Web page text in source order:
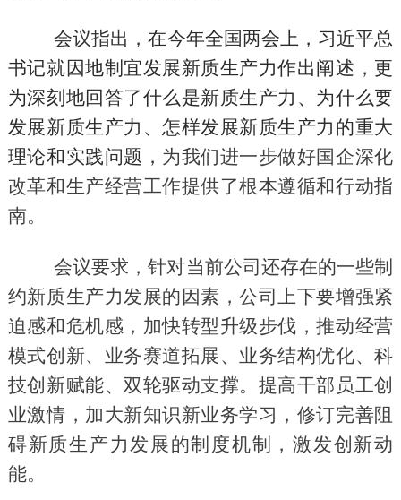
会议指出，在今年全国两会上， 习近平总
书记就因地制宜发展新质生产力作出阐述， 更
为深刻 地回答了什么是新质生产力、为什么要
发展新质生产力、怎样发展新质生产力的重大
理论和实践问题 ， 为我们进一步做好国企深化
改革和生产经营工作提供了根本遵循和行动指
南。
会议要求，针对当前公司还存在的一些制
约新质生产力发展的因素，公司上下要增强紧
迫感和危机感，加快转型升级步伐，推动经营
模式创新、业务赛道拓展、业务结构优化、科
技创新赋能、双轮驱动支撑。提高干部员工创
业激情，加大新知识新业务学习，修订完善阻
碍新质生产力发展的制度机制，激发创新动
能。